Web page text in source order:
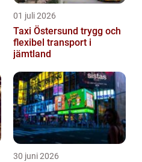
01 juli 2026
Taxi Östersund trygg och
flexibel transport i
jämtland
30 juni 2026